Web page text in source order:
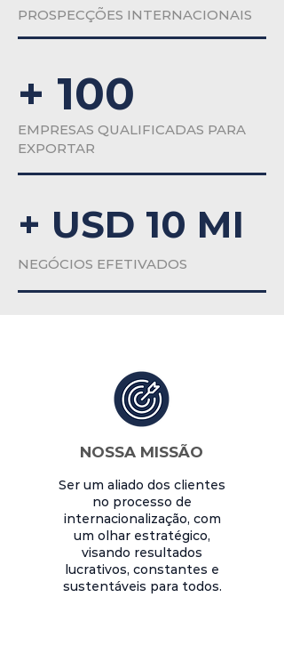
PROSPECÇÕES INTERNACIONAIS
+ 100
EMPRESAS QUALIFICADAS PARA
EXPORTAR
+ USD 10 MI
NEGÓCIOS EFETIVADOS
NOSSA MISSÃO
Ser um aliado dos clientes
no processo de
internacionalização, com
um olhar estratégico,
visando resultados
lucrativos, constantes e
sustentáveis para todos.